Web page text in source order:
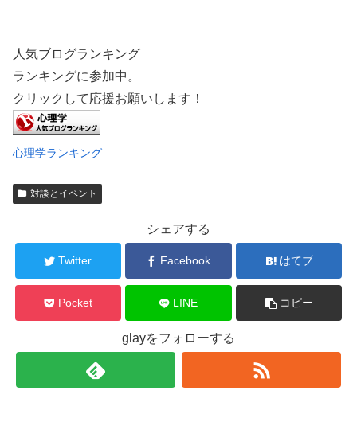
人気ブログランキング
ランキングに参加中。
クリックして応援お願いします！
心理学ランキング
対談とイベント
シェアする
Twitter Facebook はてブ
Pocket LINE コピー
glayをフォローする